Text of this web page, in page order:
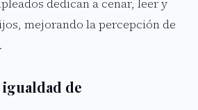
dedican a cenar, leer y
mejorando la percepción de
de